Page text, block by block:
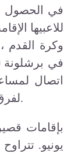
في الحصول
وكرة
اتصال
لفرق من جميع المستويات في برشلونة.
يونيو.